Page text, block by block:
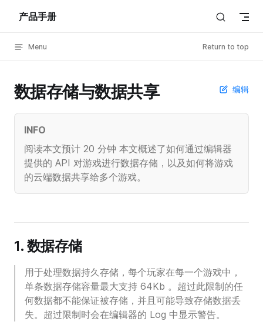
Skip to content
产品手册
Menu Return to top
编辑
数据存储与数据共享
INFO
阅读本文预计 20 分钟 本文概述了如何通过编辑器
提供的 API 对游戏进行数据存储，以及如何将游戏
的云端数据共享给多个游戏。
1. 数据存储
用于处理数据持久存储，每个玩家在每一个游戏中，
单条数据存储容量最大支持 64Kb 。超过此限制的任
何数据都不能保证被存储，并且可能导致存储数据丢
失。超过限制时会在编辑器的 Log 中显示警告。